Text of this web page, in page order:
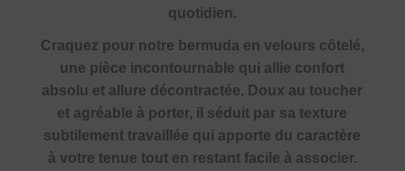
quotidien.
Craquez pour notre bermuda en velours côtelé,
une pièce incontournable qui allie confort
absolu et allure décontractée. Doux au toucher
et agréable à porter, il séduit par sa texture
subtilement travaillée qui apporte du caractère
à votre tenue tout en restant facile à associer.